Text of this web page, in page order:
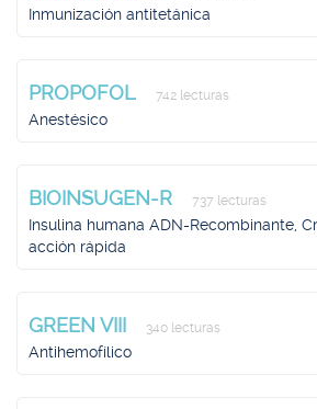
Inmunización antitetánica
PROPOFOL 742 lecturas
Anestésico
BIOINSUGEN-R 737 lecturas
Insulina humana ADN-Recombinante,
acción rápida
GREEN VIII 340 lecturas
Antihemofílico